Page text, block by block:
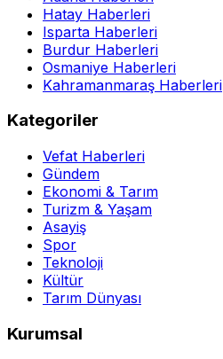
Hatay Haberleri
Isparta Haberleri
Burdur Haberleri
Osmaniye Haberleri
Kahramanmaraş Haberleri
Kategoriler
Vefat Haberleri
Gündem
Ekonomi & Tarım
Turizm & Yaşam
Asayiş
Spor
Teknoloji
Kültür
Tarım Dünyası
Kurumsal